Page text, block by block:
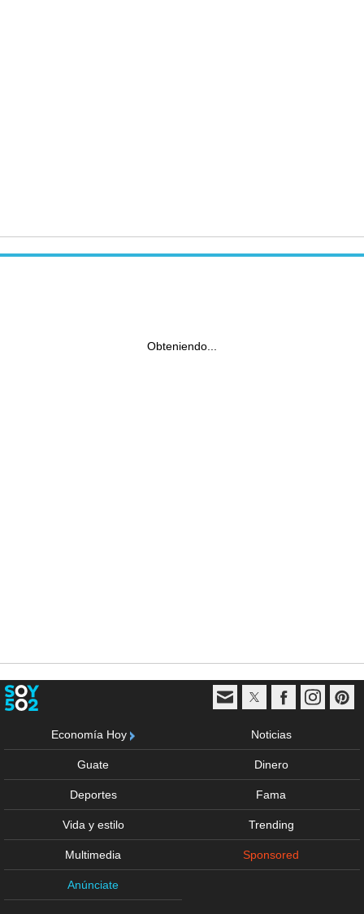
Obteniendo...
Economía Hoy Noticias
Guate Dinero
Deportes Fama
Vida y estilo Trending
Multimedia Sponsored
Anúnciate